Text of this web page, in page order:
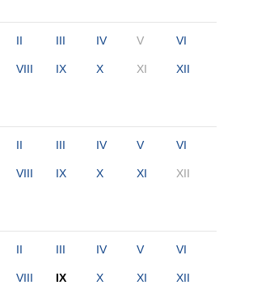
II III IV V VI
VIII IX X XI XII
II III IV V VI
VIII IX X XI XII
II III IV V VI
VIII IX X XI XII